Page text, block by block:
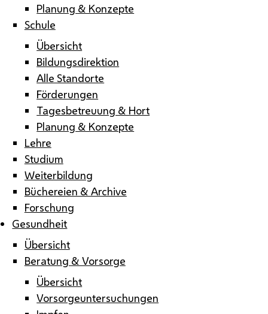
Planung & Konzepte
Schule
Übersicht
Bildungsdirektion
Alle Standorte
Förderungen
Tagesbetreuung & Hort
Planung & Konzepte
Lehre
Studium
Weiterbildung
Büchereien & Archive
Forschung
Gesundheit
Übersicht
Beratung & Vorsorge
Übersicht
Vorsorgeuntersuchungen